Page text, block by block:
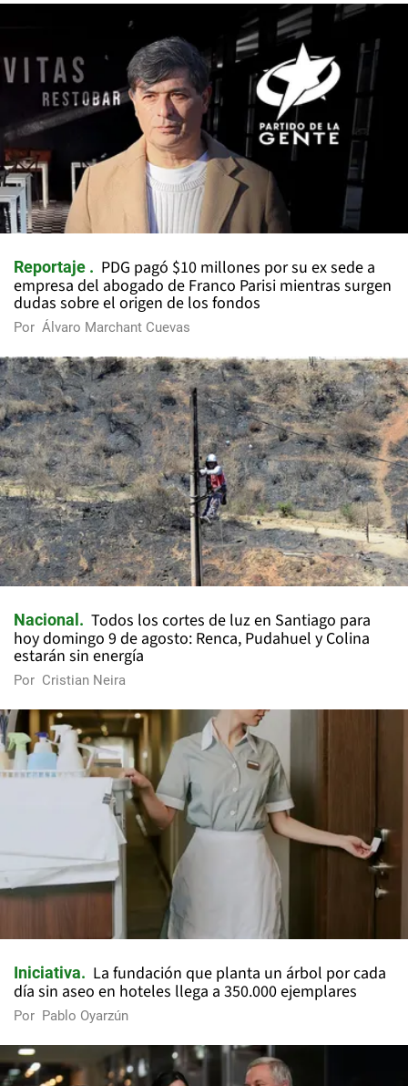
Reportaje
PDG pagó $10 millones por su ex sede a
empresa del abogado de Franco Parisi mientras surgen
dudas sobre el origen de los fondos
Por Álvaro Marchant Cuevas
Nacional
Todos los cortes de luz en Santiago para
hoy domingo 9 de agosto: Renca, Pudahuel y Colina
estarán sin energía
Por Cristian Neira
Iniciativa
La fundación que planta un árbol por cada
día sin aseo en hoteles llega a 350.000 ejemplares
Por Pablo Oyarzún